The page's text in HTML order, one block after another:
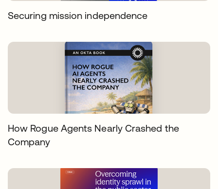
Securing mission independence
How Rogue Agents Nearly Crashed the
Company